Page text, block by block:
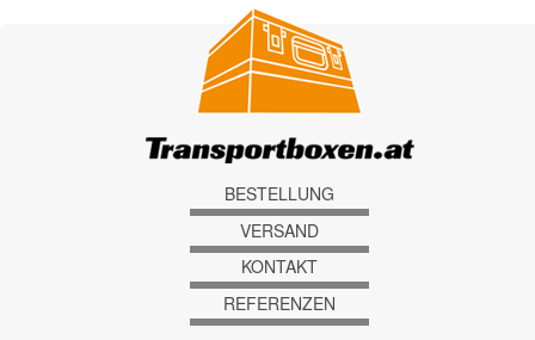
BESTELLUNG
VERSAND
KONTAKT
REFERENZEN